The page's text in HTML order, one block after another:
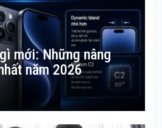
mới: Những nâng
năm 2026